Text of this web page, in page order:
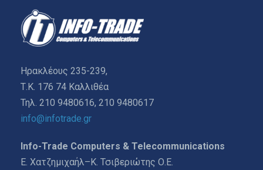
Ηρακλέους 235-239,
Τ.Κ. 176 74 Καλλιθέα
Τηλ. 210 9480616, 210 9480617
info@infotrade.gr
Info-Trade Computers & Telecommunications
Ε. Χατζημιχαήλ–Κ. Τσιβεριώτης Ο.Ε.